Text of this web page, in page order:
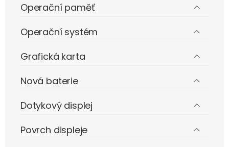
Operační paměť
Operační systém
Grafická karta
Nová baterie
Dotykový displej
Povrch displeje